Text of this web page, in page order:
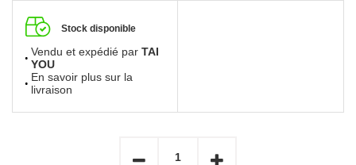
Stock disponible
Vendu et expédié par TAI
YOU
En savoir plus sur la
livraison